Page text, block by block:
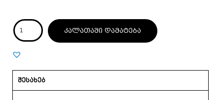
კალათაში დამატება
შესახებ